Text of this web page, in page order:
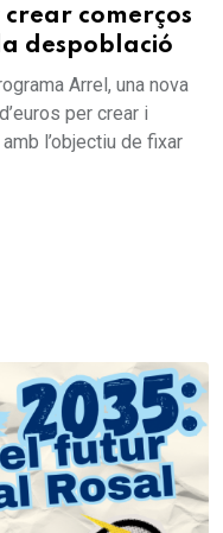
crear comerços
despoblació
Arrel, una nova
per crear i
l’objectiu de fixar